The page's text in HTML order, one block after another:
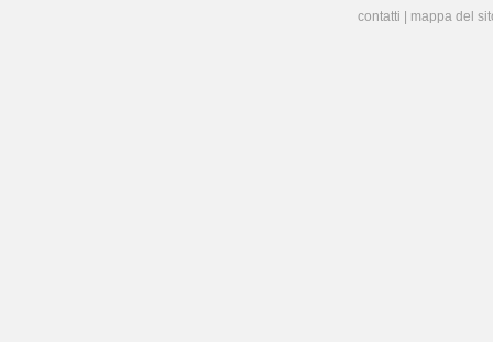
contatti mappa del